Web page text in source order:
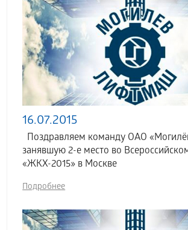
16.07.2015
Поздравляем команду ОАО
занявшую 2-е место во
«ЖКХ-2015» в Москве
Подробнее